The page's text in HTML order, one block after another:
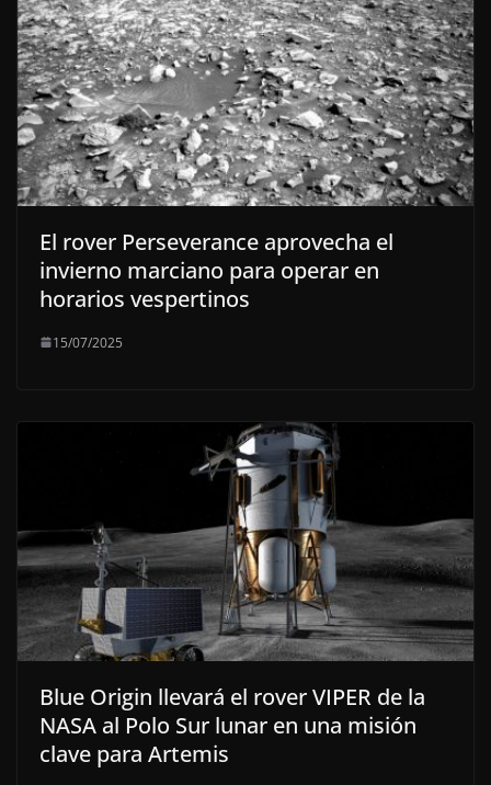
El rover Perseverance aprovecha el
invierno marciano para operar en
horarios vespertinos
15/07/2025
Blue Origin llevará el rover VIPER de la
NASA al Polo Sur lunar en una misión
clave para Artemis